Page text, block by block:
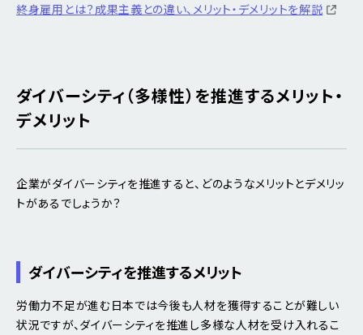
終身雇用とは？成果主義との違い、メリット・デメリットを解説
ダイバーシティ（多様性）を推進するメリット・
デメリット
企業がダイバーシティを推進すると、どのようなメリットとデメリッ
トがあるでしょうか？
ダイバーシティを推進するメリット
労働力不足が進む日本では今後も人材を獲得することが難しい
状況ですが、ダイバーシティを推進し多様な人材を受け入れるこ